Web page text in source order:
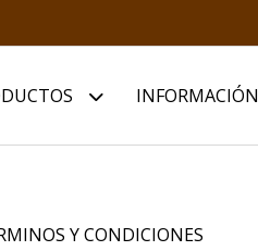
INFORMACIÓN
Y CONDICIONES